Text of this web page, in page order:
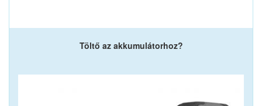
Töltő az akkumulátorhoz?